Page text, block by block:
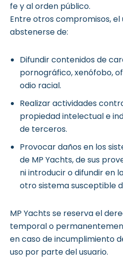
fe y al orden público.
Entre otros compromisos, el
abstenerse de:
Difundir contenidos de
pornográfico, xenófobo,
odio racial.
Realizar actividades
propiedad intelectual e
de terceros.
Provocar daños en los
de MP Yachts, de sus
ni introducir o difundir en
otro sistema susceptible
MP Yachts se reserva el
temporal o
en caso de incumplimiento
uso por parte del usuario.